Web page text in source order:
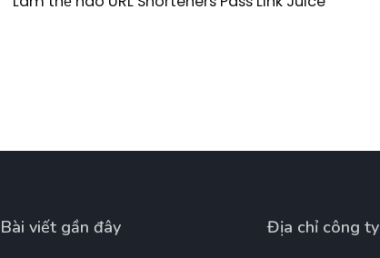
Bài viết gần đây Địa chỉ công ty